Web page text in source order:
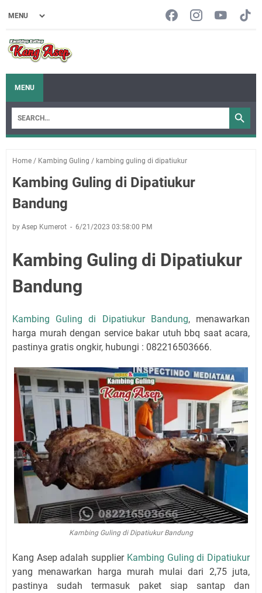
MENU
Home / Kambing Guling / kambing guling di dipatiukur
Kambing Guling di Dipatiukur
Bandung
by Asep Kumerot 6/21/2023 03:58:00 PM
Kambing Guling di Dipatiukur
Bandung
Kambing Guling di Dipatiukur Bandung, menawarkan
harga murah dengan service bakar utuh bbq saat acara,
pastinya gratis ongkir, hubungi : 082216503666.
Kambing Guling di Dipatiukur Bandung
Kang Asep adalah supplier Kambing Guling di Dipatiukur
yang menawarkan harga murah mulai dari 2,75 juta,
pastinya sudah termasuk paket siap santap dan